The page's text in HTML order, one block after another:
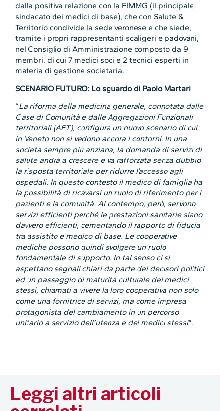
dalla positiva relazione con la FIMMG (il principale
sindacato dei medici di base), che con Salute &
Territorio condivide la sede veronese e che siede,
tramite i propri rappresentanti scaligeri e padovani,
nel Consiglio di Amministrazione composto da 9
membri, di cui 7 medici soci e 2 tecnici esperti in
materia di gestione societaria.
SCENARIO FUTURO: Lo sguardo di Paolo Martari
“La riforma della medicina generale, connotata dalle
Case di Comunità e dalle Aggregazioni Funzionali
territoriali (AFT), configura un nuovo scenario di cui
in Veneto non si vedono ancora i contorni. In una
società sempre più anziana, la domanda di servizi di
salute andrà a crescere e va rafforzata senza dubbio
la risposta territoriale per ridurre l’accesso agli
ospedali. In questo contesto il medico di famiglia ha
la possibilità di ricavarsi un ruolo di riferimento per i
pazienti e la comunità. Al contempo, però, servono
servizi efficienti perché le prestazioni sanitarie siano
davvero efficienti, cementando il rapporto di fiducia
tra assistito e medico di base. Le cooperative
mediche possono quindi svolgere un ruolo
fondamentale di supporto. In tal senso ci si
aspettano segnali chiari da parte dei decisori politici
ed un passaggio di maturità culturale dei medici
stessi, chiamati a vivere la loro cooperativa non solo
come una fornitrice di servizi, ma come impresa
protagonista del cambiamento in un percorso
unitario a servizio dell’utenza e dei medici stessi“.
Leggi altri articoli